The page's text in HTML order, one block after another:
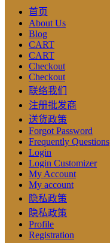
首页
About Us
Blog
CART
CART
Checkout
Checkout
联络我们
注册批发商
送货政策
Forgot Password
Frequently Questions
Login
Login Customizer
My Account
My account
隐私政策
隐私政策
Profile
Registration